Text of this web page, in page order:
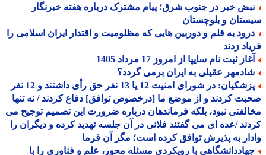
خبر در جنوب شرق؛ پیام مشترک درباره هفته خبرنگار
و بلوچستان
به قلم و دوربین هایی که مظلومیت و اقتدار ایران اسلامی را
زدند
ثبت نام سایپا از امروز 17 مرداد 1405
عقیلی به ایران برمی گردد؟
پزشکیان: در شورای امنیت 12 یا 13 نفر حق رأی داشتند و 12 نفر
کردند و از موضع ما [درخصوص توافق] دفاع کردند / نه تنها
نبود، بلکه فرماندهان درباره ضرورت این تصمیم توجیح می
/عده ای می گفتند فلانی در آن جلسه تهدید کرده و دیگران را
به پذیرش توافق کرده است؛ مگر آن فرما
با رویکردی مسئله محور، علم و فناوری را با